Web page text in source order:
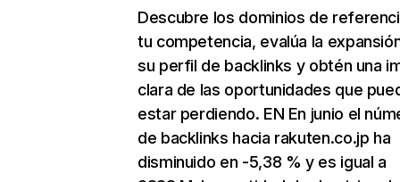
Descubre los dominios de
tu competencia, evalúa la
su perfil de backlinks y obtén una
clara de las oportunidades que
estar perdiendo. EN En junio el
de backlinks hacia rakuten.co.jp ha
disminuido en -5,38 % y es igual a